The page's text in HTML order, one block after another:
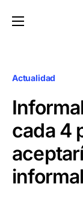
Actualidad
cada 4